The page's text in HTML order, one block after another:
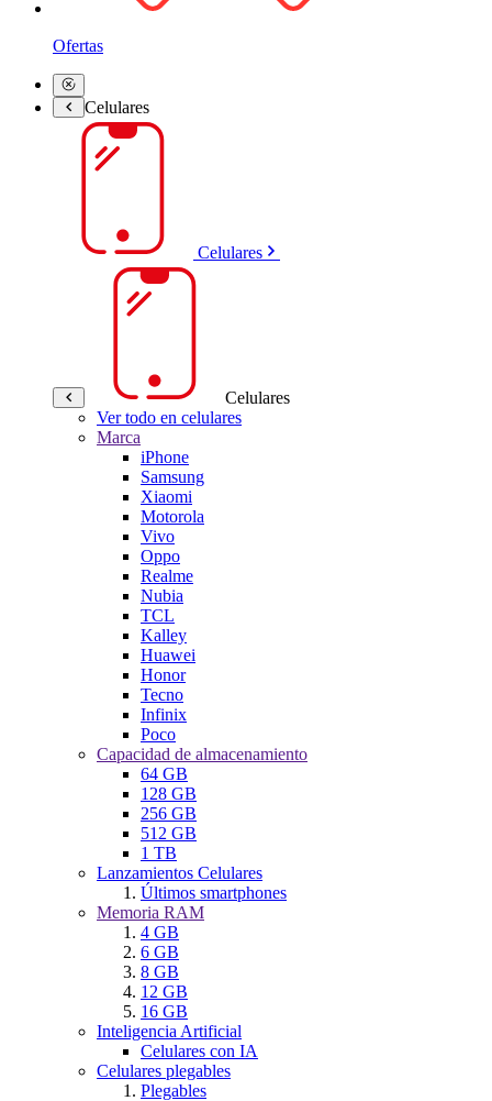
Ofertas
Celulares
Celulares
Celulares
Ver todo en celulares
Marca
iPhone
Samsung
Xiaomi
Motorola
Vivo
Oppo
Realme
Nubia
TCL
Kalley
Huawei
Honor
Tecno
Infinix
Poco
Capacidad de almacenamiento
64 GB
128 GB
256 GB
512 GB
1 TB
Lanzamientos Celulares
Últimos smartphones
Memoria RAM
4 GB
6 GB
8 GB
12 GB
16 GB
Inteligencia Artificial
Celulares con IA
Celulares plegables
Plegables